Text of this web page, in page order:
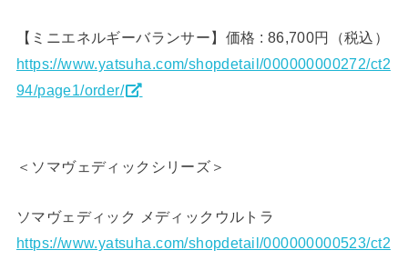
【ミニエネルギーバランサー】価格 : 86,700円（税込）
https://www.yatsuha.com/shopdetail/000000000272/ct2
94/page1/order/
＜ソマヴェディックシリーズ＞
ソマヴェディック メディックウルトラ
https://www.yatsuha.com/shopdetail/000000000523/ct2